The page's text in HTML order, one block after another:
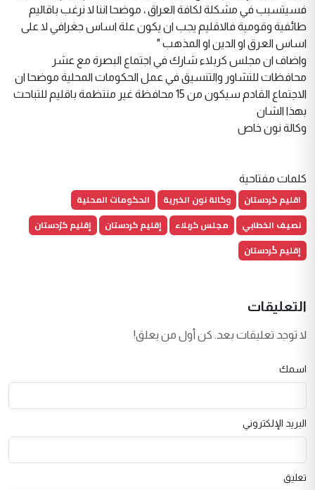
فسيتسبب في مشكلة لكافة العراق ، موضحا اننا لا نرغب باقاليم
طائفية وقومية فالاقليم يجب ان يكون علة اساس جغرافي لا على
اساس العرق او الدين او المذهب "
واضاف ان مجلس كربلاء شارك في اجتماع البصرة مع عشر
محافظات للتشاور والتنسيق في عمل الحكومات المحلية موضحا ان
الاجتماع القادم سيكون من 15 محافظة غير منتظمة باقليم للتباحث
بهذا الشان
وكالة نون خاص
كلمات مفتاحية
اقليم كردستان وكالة نون الخبرية
الحكومات المحلية
نصيف الخطابي
مجلس كربلاء إقليم كردستان
إقليم كرُدستان
إقليم كُردستان
التعليقات
لا توجد تعليقات بعد. كن أول من يعلق!
اسمك
البريد الإلكتروني
تعليق